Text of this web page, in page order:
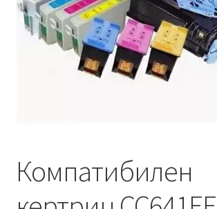
Услови за користење
Компатибилен